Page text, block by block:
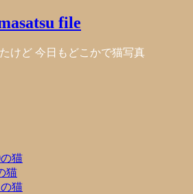
file
けど 今日もどこかで猫写真
猫
猫
猫